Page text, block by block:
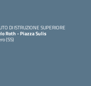
DI ISTRUZIONE SUPERIORE
Roth - Piazza Sulis
(SS)
la pagina iniziale della scuola